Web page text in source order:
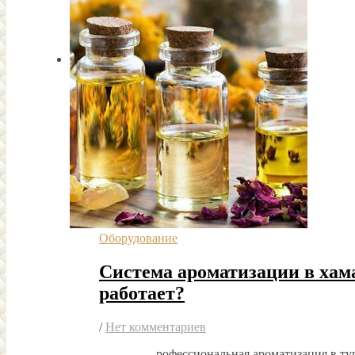
Оборудование
Система ароматизации в
работает?
/ Нет комментариев